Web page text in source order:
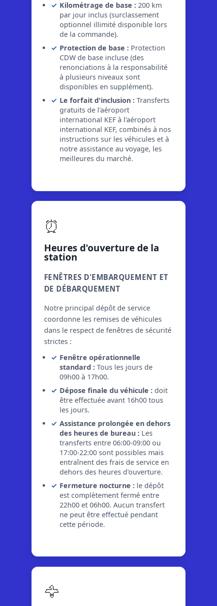
Kilométrage de base :200 km
par jour inclus (surclassement
optionnel illimité disponible lors
de la commande).
Protection de base :Protection
CDW de base incluse (des
renonciations à la responsabilité
à plusieurs niveaux sont
disponibles en supplément).
Le forfait d'inclusion :Transferts
gratuits de l'aéroport
international KEF à l'aéroport
international KEF, combinés à nos
instructions sur les véhicules et à
notre assistance au voyage, les
meilleures du marché.
⏰
Heures d'ouverture de la
station
FENÊTRES D'EMBARQUEMENT ET
DE DÉBARQUEMENT
Notre principal dépôt de service
coordonne les remises de véhicules
dans le respect de fenêtres de sécurité
strictes :
Fenêtre opérationnelle
standard :Tous les jours de
09h00 à 17h00.
Dépose finale du véhicule :doit
être effectuée avant 16h00 tous
les jours.
Assistance prolongée en dehors
des heures de bureau :Les
transferts entre 06:00-09:00 ou
17:00-22:00 sont possibles mais
entraînent des frais de service en
dehors des heures d'ouverture.
Fermeture nocturne :le dépôt
est complètement fermé entre
22h00 et 06h00. Aucun transfert
ne peut être effectué pendant
cette période.
🦅